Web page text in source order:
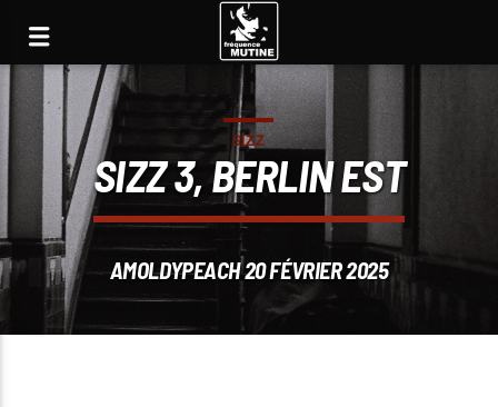
SIZZ
SIZZ 3, BERLIN EST
AMOLDYPEACH 20 FÉVRIER 2025